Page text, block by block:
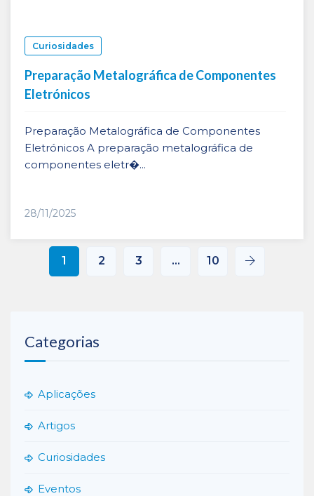
Curiosidades
Preparação Metalográfica de Componentes
Eletrónicos
Preparação Metalográfica de Componentes
Eletrónicos A preparação metalográfica de
componentes eletr�...
28/11/2025
1 2 3 … 10
Categorias
Aplicações
Artigos
Curiosidades
Eventos